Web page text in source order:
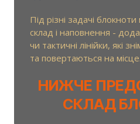
Під різні задачі
склад і наповнення -
чи тактичні лінійки, які
та повертаються на місце.
НИЖЧЕ
СКЛАД